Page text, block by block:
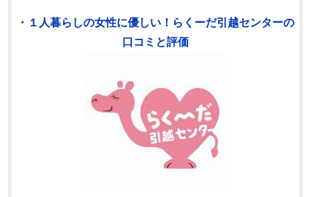
・ １人暮らしの女性に優しい！らくーだ引越センターの
口コミと評価